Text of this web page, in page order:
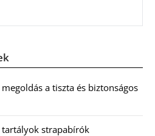
a tiszta és biztonságos
strapabírók